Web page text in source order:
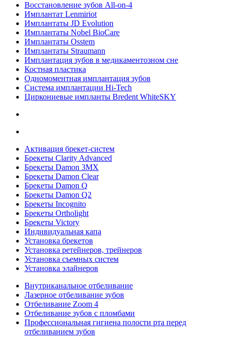
Восстановление зубов All‑on‑4
Имплантат Lenmiriot
Имплантаты JD Evolution
Имплантаты Nobel BioСare
Имплантаты Osstem
Имплантаты Straumann
Имплантация зубов в медикаментозном сне
Костная пластика
Одномоментная имплантация зубов
Система имплантации Hi-Tech
Циркониевые импланты Bredent WhiteSKY
Активация брекет-систем
Брекеты Clarity Advanced
Брекеты Damon 3MX
Брекеты Damon Clear
Брекеты Damon Q
Брекеты Damon Q2
Брекеты Incognito
Брекеты Ortholight
Брекеты Victory
Индивидуальная капа
Установка брекетов
Установка ретейнеров, трейнеров
Установка съемных систем
Установка элайнеров
Внутриканальное отбеливание
Лазерное отбеливание зубов
Отбеливание Zoom 4
Отбеливание зубов с пломбами
Профессиональная гигиена полости рта перед
отбеливанием зубов